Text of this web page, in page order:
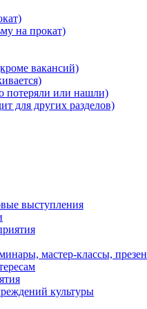
на прокат)
вакансий)
потеряли или нашли)
для других разделов)
выступления
мастер-классы,
культуры